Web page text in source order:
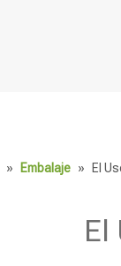
» Embalaje » El
El